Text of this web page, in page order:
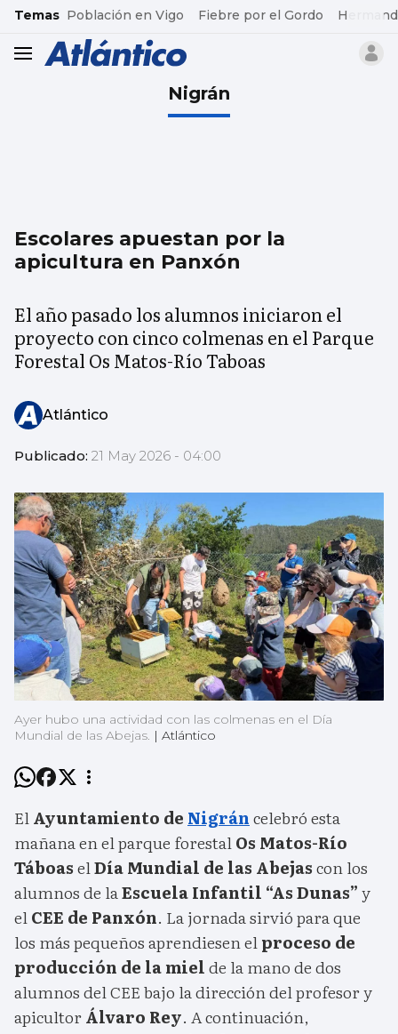
common.go-to-content
Temas Población en Vigo Fiebre por el Gordo
header.menu.open
Nigrán
Escolares apuestan por la
apicultura en Panxón
El año pasado los alumnos iniciaron el
proyecto con cinco colmenas en el Parque
Forestal Os Matos-Río Taboas
Atlántico
Publicado: 21 May 2026 - 04:00
Ayer hubo una actividad con las colmenas en el Día
Mundial de las Abejas. | Atlántico
ElAyuntamiento de Nigráncelebró esta
mañana en el parque forestalOs Matos-Río
TáboaselDía Mundial de las Abejascon los
alumnos de laEscuela Infantil “As Dunas”y
elCEE de Panxón. La jornada sirvió para que
los más pequeños aprendiesen elproceso de
producción de la mielde la mano de dos
alumnos del CEE bajo la dirección del profesor y
apicultorÁlvaro Rey. A continuación,